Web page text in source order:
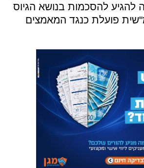
להסכמות בנושא הגיוס
פועלת כנגד המאמצים